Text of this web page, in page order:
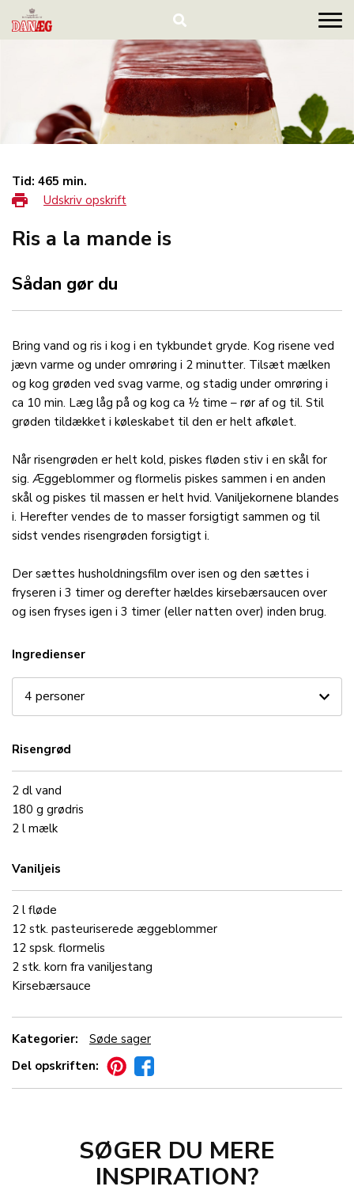
Tid: 465 min.
Udskriv opskrift
Ris a la mande is
Sådan gør du
Bring vand og ris i kog i en tykbundet gryde. Kog risene ved
jævn varme og under omrøring i 2 minutter. Tilsæt mælken
og kog grøden ved svag varme, og stadig under omrøring i
ca 10 min. Læg låg på og kog ca ½ time – rør af og til. Stil
grøden tildækket i køleskabet til den er helt afkølet.
Når risengrøden er helt kold, piskes fløden stiv i en skål for
sig. Æggeblommer og flormelis piskes sammen i en anden
skål og piskes til massen er helt hvid. Vaniljekornene blandes
i. Herefter vendes de to masser forsigtigt sammen og til
sidst vendes risengrøden forsigtigt i.
Der sættes husholdningsfilm over isen og den sættes i
fryseren i 3 timer og derefter hældes kirsebærsaucen over
og isen fryses igen i 3 timer (eller natten over) inden brug.
Ingredienser
Risengrød
2 dl vand
180 g grødris
2 l mælk
Vaniljeis
2 l fløde
12 stk. pasteuriserede æggeblommer
12 spsk. flormelis
2 stk. korn fra vaniljestang
Kirsebærsauce
Kategorier:
Søde sager
Del opskriften:
SØGER DU MERE
INSPIRATION?